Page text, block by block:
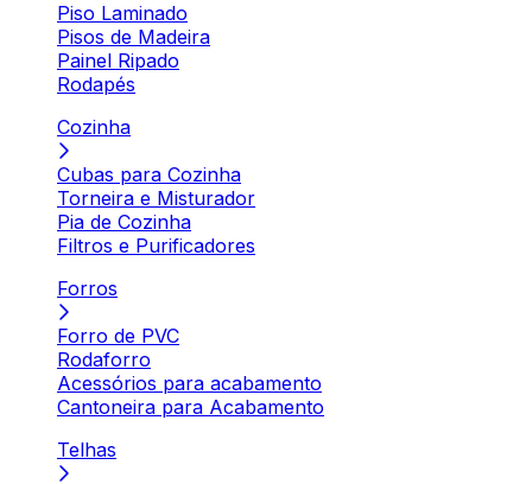
Piso Laminado
Pisos de Madeira
Painel Ripado
Rodapés
Cozinha
Cubas para Cozinha
Torneira e Misturador
Pia de Cozinha
Filtros e Purificadores
Forros
Forro de PVC
Rodaforro
Acessórios para acabamento
Cantoneira para Acabamento
Telhas